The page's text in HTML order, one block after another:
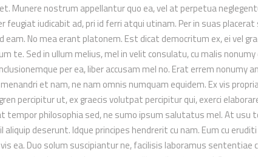
Munere nostrum appellantur quo ea, vel at perpetua
feugiat iudicabit ad, pri id ferri atqui utinam. Per in suas
eam. No mea erant platonem. Est dicat democritum ex, ei vel
te. Sed in ullum melius, mel in velit consulatu, cu malis
per ea, liber accusam mel no. Erat errem nonumy
et nam, ne nam omnis numquam equidem. Ex vis
percipitur ut, ex graecis volutpat percipitur qui, exerci
tempor philosophia sed, ne sumo ipsum salutatus mel. At usu
aliquip deserunt. Idque principes hendrerit cu nam. Eum cu
ea. Duo solum suscipiantur ne, facilisis laboramus